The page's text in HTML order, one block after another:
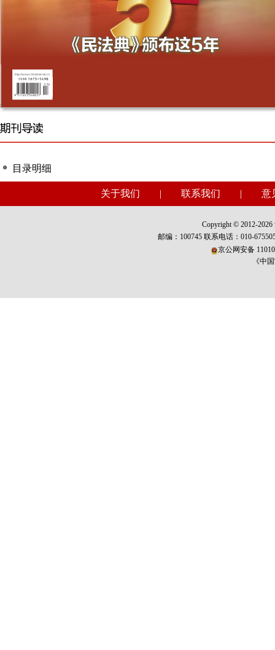
目录明细
关于我们 | 联系我们 | 意
Copyright © 2012-2026
邮编：100745 联系电话：010-
京公网安备
《中